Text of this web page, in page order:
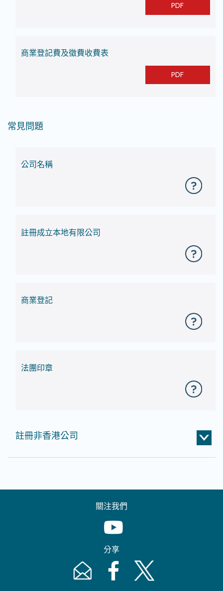
PDF
商業登記費及徵費收費表
PDF
常見問題
公司名稱
註冊成立本地有限公司
商業登記
法團印章
註冊非香港公司
關注我們
Youtube [This link will pop up in
分享
Email [This link will pop up in a new
Facebook [This link will pop up
Twitter [This link will